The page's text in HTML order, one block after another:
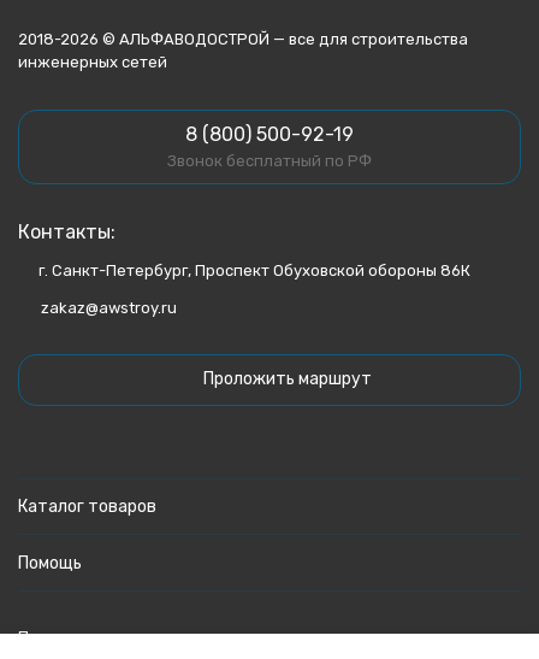
2018-2026 © АЛЬФАВОДОСТРОЙ — все для строительства
инженерных сетей
8 (800) 500-92-19
Звонок бесплатный по РФ
Контакты:
г. Санкт-Петербург, Проспект Обуховской обороны 86К
zakaz@awstroy.ru
Проложить маршрут
Каталог товаров
Помощь
Политика персональных данных